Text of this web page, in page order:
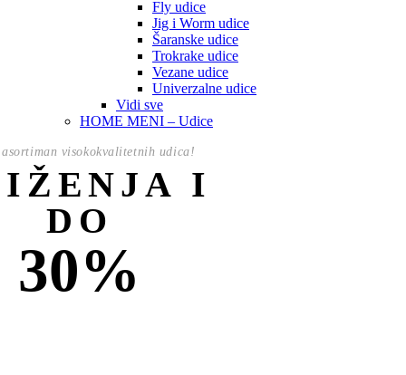
Fly udice
Jig i Worm udice
Šaranske udice
Trokrake udice
Vezane udice
Univerzalne udice
Vidi sve
HOME MENI – Udice
visokokvalitetnih udica!
I
DO
30%